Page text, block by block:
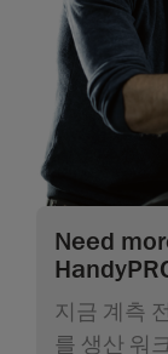
Need
지금 계측
를 생산 워